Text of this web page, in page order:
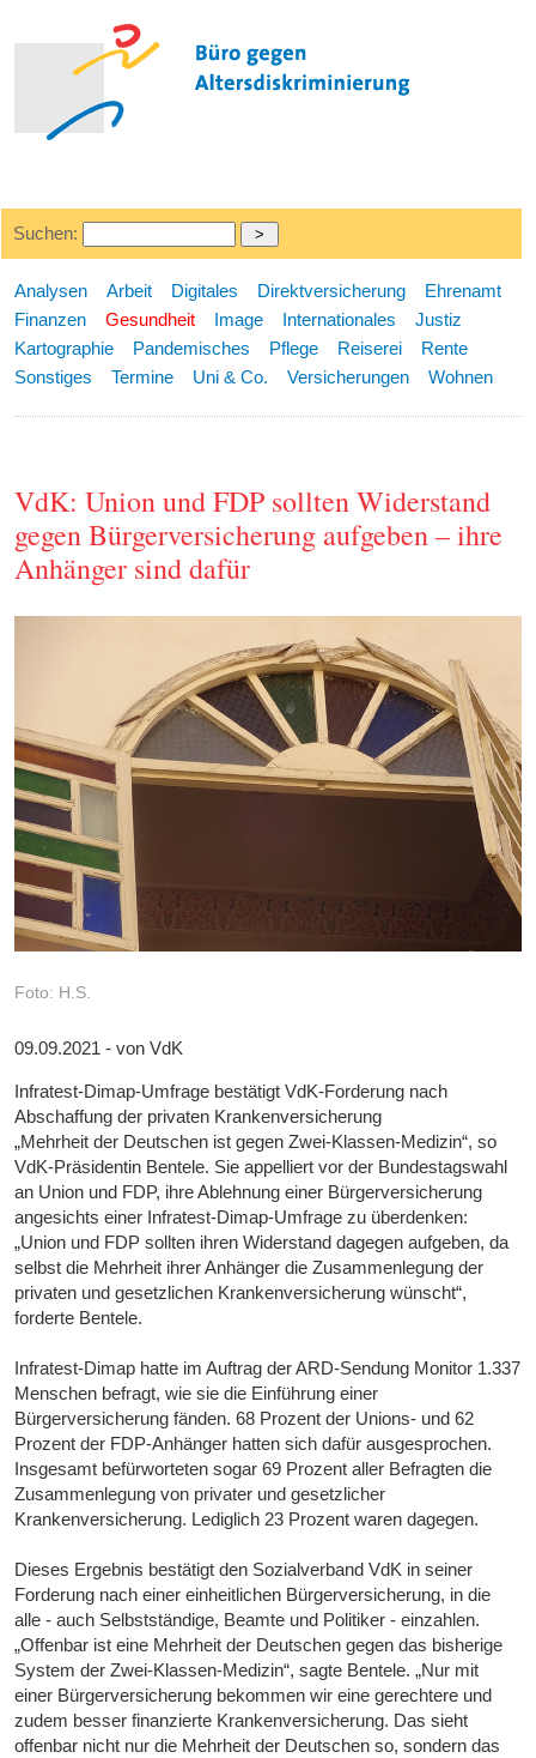
Suchen:
Analysen Arbeit Digitales Direktversicherung
Ehrenamt
Finanzen
Gesundheit Image Internationales
Justiz
Kartographie
Pandemisches Pflege Reiserei
Rente
Sonstiges
Termine Uni & Co. Versicherungen Wohnen
VdK: Union und FDP sollten Widerstand
gegen Bürgerversicherung aufgeben – ihre
Anhänger sind dafür
Foto: H.S.
09.09.2021 - von VdK
Infratest-Dimap-Umfrage bestätigt VdK-Forderung nach
Abschaffung der privaten Krankenversicherung
„Mehrheit der Deutschen ist gegen Zwei-Klassen-Medizin“, so
VdK-Präsidentin Bentele. Sie appelliert vor der Bundestagswahl
an Union und FDP, ihre Ablehnung einer Bürgerversicherung
angesichts einer Infratest-Dimap-Umfrage zu überdenken:
„Union und FDP sollten ihren Widerstand dagegen aufgeben, da
selbst die Mehrheit ihrer Anhänger die Zusammenlegung der
privaten und gesetzlichen Krankenversicherung wünscht“,
forderte Bentele.
Infratest-Dimap hatte im Auftrag der ARD-Sendung Monitor 1.337
Menschen befragt, wie sie die Einführung einer
Bürgerversicherung fänden. 68 Prozent der Unions- und 62
Prozent der FDP-Anhänger hatten sich dafür ausgesprochen.
Insgesamt befürworteten sogar 69 Prozent aller Befragten die
Zusammenlegung von privater und gesetzlicher
Krankenversicherung. Lediglich 23 Prozent waren dagegen.
Dieses Ergebnis bestätigt den Sozialverband VdK in seiner
Forderung nach einer einheitlichen Bürgerversicherung, in die
alle - auch Selbstständige, Beamte und Politiker - einzahlen.
„Offenbar ist eine Mehrheit der Deutschen gegen das bisherige
System der Zwei-Klassen-Medizin“, sagte Bentele. „Nur mit
einer Bürgerversicherung bekommen wir eine gerechtere und
zudem besser finanzierte Krankenversicherung. Das sieht
offenbar nicht nur die Mehrheit der Deutschen so, sondern das